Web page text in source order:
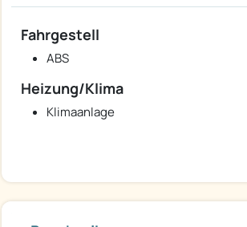
Fahrgestell
ABS
Heizung/Klima
Klimaanlage